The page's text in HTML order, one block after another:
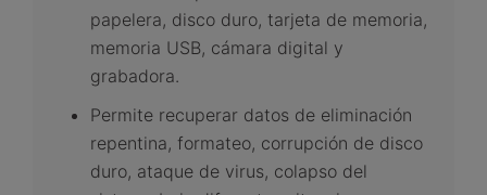
papelera, disco duro, tarjeta de memoria,
memoria USB, cámara digital y
grabadora.
Permite recuperar datos de eliminación
repentina, formateo, corrupción de disco
duro, ataque de virus, colapso del